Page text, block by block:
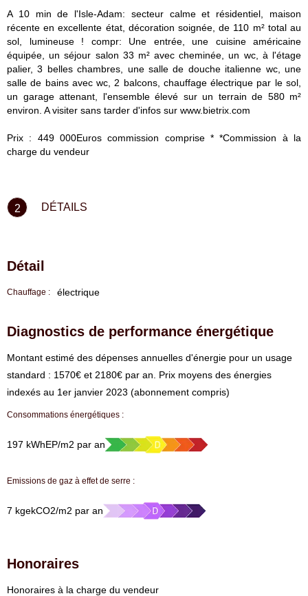
A 10 min de l'Isle-Adam: secteur calme et résidentiel, maison
récente en excellente état, décoration soignée, de 110 m² total au
sol, lumineuse ! compr: Une entrée, une cuisine américaine
équipée, un séjour salon 33 m² avec cheminée, un wc, à l'étage
palier, 3 belles chambres, une salle de douche italienne wc, une
salle de bains avec wc, 2 balcons, chauffage électrique par le sol,
un garage attenant, l'ensemble élevé sur un terrain de 580 m²
environ. A visiter sans tarder d'infos sur www.bietrix.com
Prix : 449 000Euros commission comprise * *Commission à la
charge du vendeur
2 DÉTAILS
Détail
Chauffage : électrique
Diagnostics de performance énergétique
⁠Montant estimé des dépenses annuelles d'énergie pour un usage
standard : 1570€ et 2180€ par an. Prix moyens des énergies
indexés au 1er janvier 2023 (abonnement compris)
Consommations énergétiques :
197 kWhEP/m2 par an
Emissions de gaz à effet de serre :
7 kgekCO2/m2 par an
Honoraires
Honoraires à la charge du vendeur